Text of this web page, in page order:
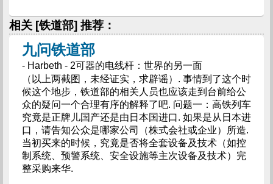
相关 [铁道部] 推荐：
九问铁道部
- Harbeth - 2可器的电线杆：世界的另一面
（以上两截图，未经证实，求辟谣）. 事情到了这个时
候这个地步，铁道部的相关人员也应该走到台前给公
众的疑问一个合理有序的解释了吧. 问题一：高铁列车
究竟是正牌儿国产还是由日本国进口. 如果是从日本进
口，请告知公众是哪家公司（株式会社或企业）所造.
当初买来的时候，究竟是否将全套设备及技术（如控
制系统、预警系统、安全设施等主次设备及技术）完
整采购来华.